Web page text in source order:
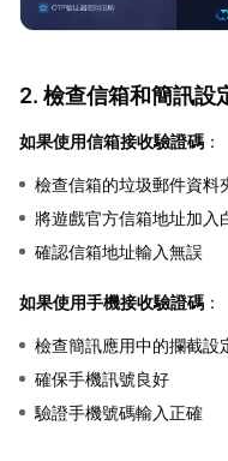
2. 檢查信箱和簡訊設
如果使用信箱接收驗證碼 ：
檢查信箱的垃圾郵件資料
將遊戲官方信箱地址加入
確認信箱地址輸入無誤
如果使用手機接收驗證碼 ：
檢查簡訊應用中的攔截設
確保手機訊號良好
驗證手機號碼輸入正確